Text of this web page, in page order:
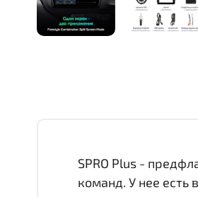
SPRO Plus -
команд. У нее